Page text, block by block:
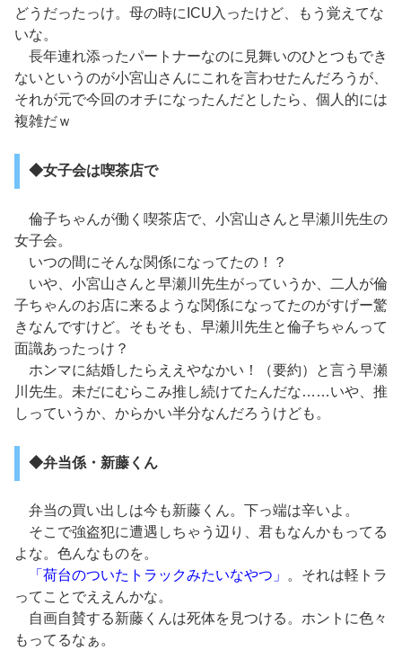
どうだったっけ。母の時にICU入ったけど、もう覚えてな
いな。
長年連れ添ったパートナーなのに見舞いのひとつもでき
ないというのが小宮山さんにこれを言わせたんだろうが、
それが元で今回のオチになったんだとしたら、個人的には
複雑だｗ
◆女子会は喫茶店で
倫子ちゃんが働く喫茶店で、小宮山さんと早瀬川先生の
女子会。
いつの間にそんな関係になってたの！？
いや、小宮山さんと早瀬川先生がっていうか、二人が倫
子ちゃんのお店に来るような関係になってたのがすげー驚
きなんですけど。そもそも、早瀬川先生と倫子ちゃんって
面識あったっけ？
ホンマに結婚したらええやなかい！（要約）と言う早瀬
川先生。未だにむらこみ推し続けてたんだな……いや、推
しっていうか、からかい半分なんだろうけども。
◆弁当係・新藤くん
弁当の買い出しは今も新藤くん。下っ端は辛いよ。
そこで強盗犯に遭遇しちゃう辺り、君もなんかもってる
よな。色んなものを。
「荷台のついたトラックみたいなやつ」
。それは軽トラ
ってことでええんかな。
自画自賛する新藤くんは死体を見つける。ホントに色々
もってるなぁ。